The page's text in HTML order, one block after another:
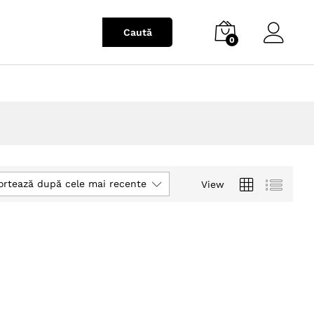
0
View
după cele mai recente